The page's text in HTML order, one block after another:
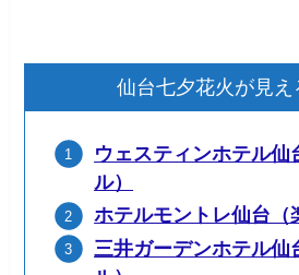
仙台七夕花火が見え
ウェスティンホテル仙
ル）
ホテルモントレ仙台（
三井ガーデンホテル仙